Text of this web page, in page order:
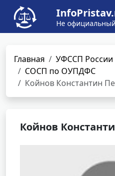
Не
Главная
УФССП России
СОСП по ОУПДФС
Койнов Константин
Койнов